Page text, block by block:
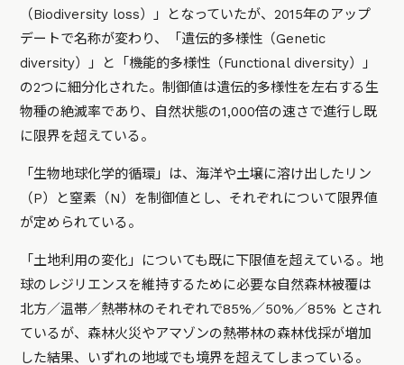
（Biodiversity loss）」となっていたが、2015年のアップ
デートで名称が変わり、「遺伝的多様性（Genetic
diversity）」と「機能的多様性（Functional diversity）」
の2つに細分化された。制御値は遺伝的多様性を左右する生
物種の絶滅率であり、自然状態の1,000倍の速さで進行し既
に限界を超えている。
「生物地球化学的循環」は、海洋や土壌に溶け出したリン
（P）と窒素（N）を制御値とし、それぞれについて限界値
が定められている。
「土地利用の変化」についても既に下限値を超えている。地
球のレジリエンスを維持するために必要な自然森林被覆は
北方／温帯／熱帯林のそれぞれで85%／50%／85% とされ
ているが、森林火災やアマゾンの熱帯林の森林伐採が増加
した結果、いずれの地域でも境界を超えてしまっている。